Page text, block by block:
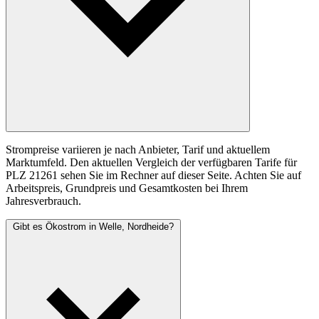
Strompreise variieren je nach Anbieter, Tarif und aktuellem
Marktumfeld. Den aktuellen Vergleich der verfügbaren Tarife für
PLZ 21261 sehen Sie im Rechner auf dieser Seite. Achten Sie auf
Arbeitspreis, Grundpreis und Gesamtkosten bei Ihrem
Jahresverbrauch.
Gibt es Ökostrom in Welle, Nordheide?